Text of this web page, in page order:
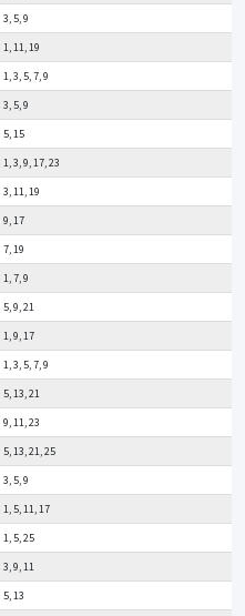
3, 5, 9
1, 11, 19
1, 3, 5, 7, 9
3, 5, 9
5, 15
1, 3, 9, 17, 23
3, 11, 19
9, 17
7, 19
1, 7, 9
5, 9, 21
1, 9, 17
1, 3, 5, 7, 9
5, 13, 21
9, 11, 23
5, 13, 21, 25
3, 5, 9
1, 5, 11, 17
1, 5, 25
3, 9, 11
5, 13